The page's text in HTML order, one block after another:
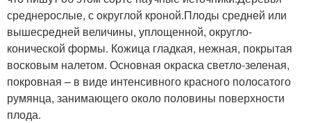
среднерослые, с округлой кроной.Плоды средней или
вышесредней величины, уплощенной, округло-
конической формы. Кожица гладкая, нежная, покрытая
восковым налетом. Основная окраска светло-зеленая,
покровная – в виде интенсивного красного полосатого
румянца, занимающего около половины поверхности
плода.